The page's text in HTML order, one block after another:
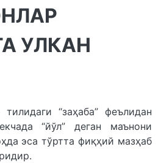
УЛКАН
“заҳаба” феълидан
“йўл” деган маънони
эса тўртта фиқҳий мазҳаб